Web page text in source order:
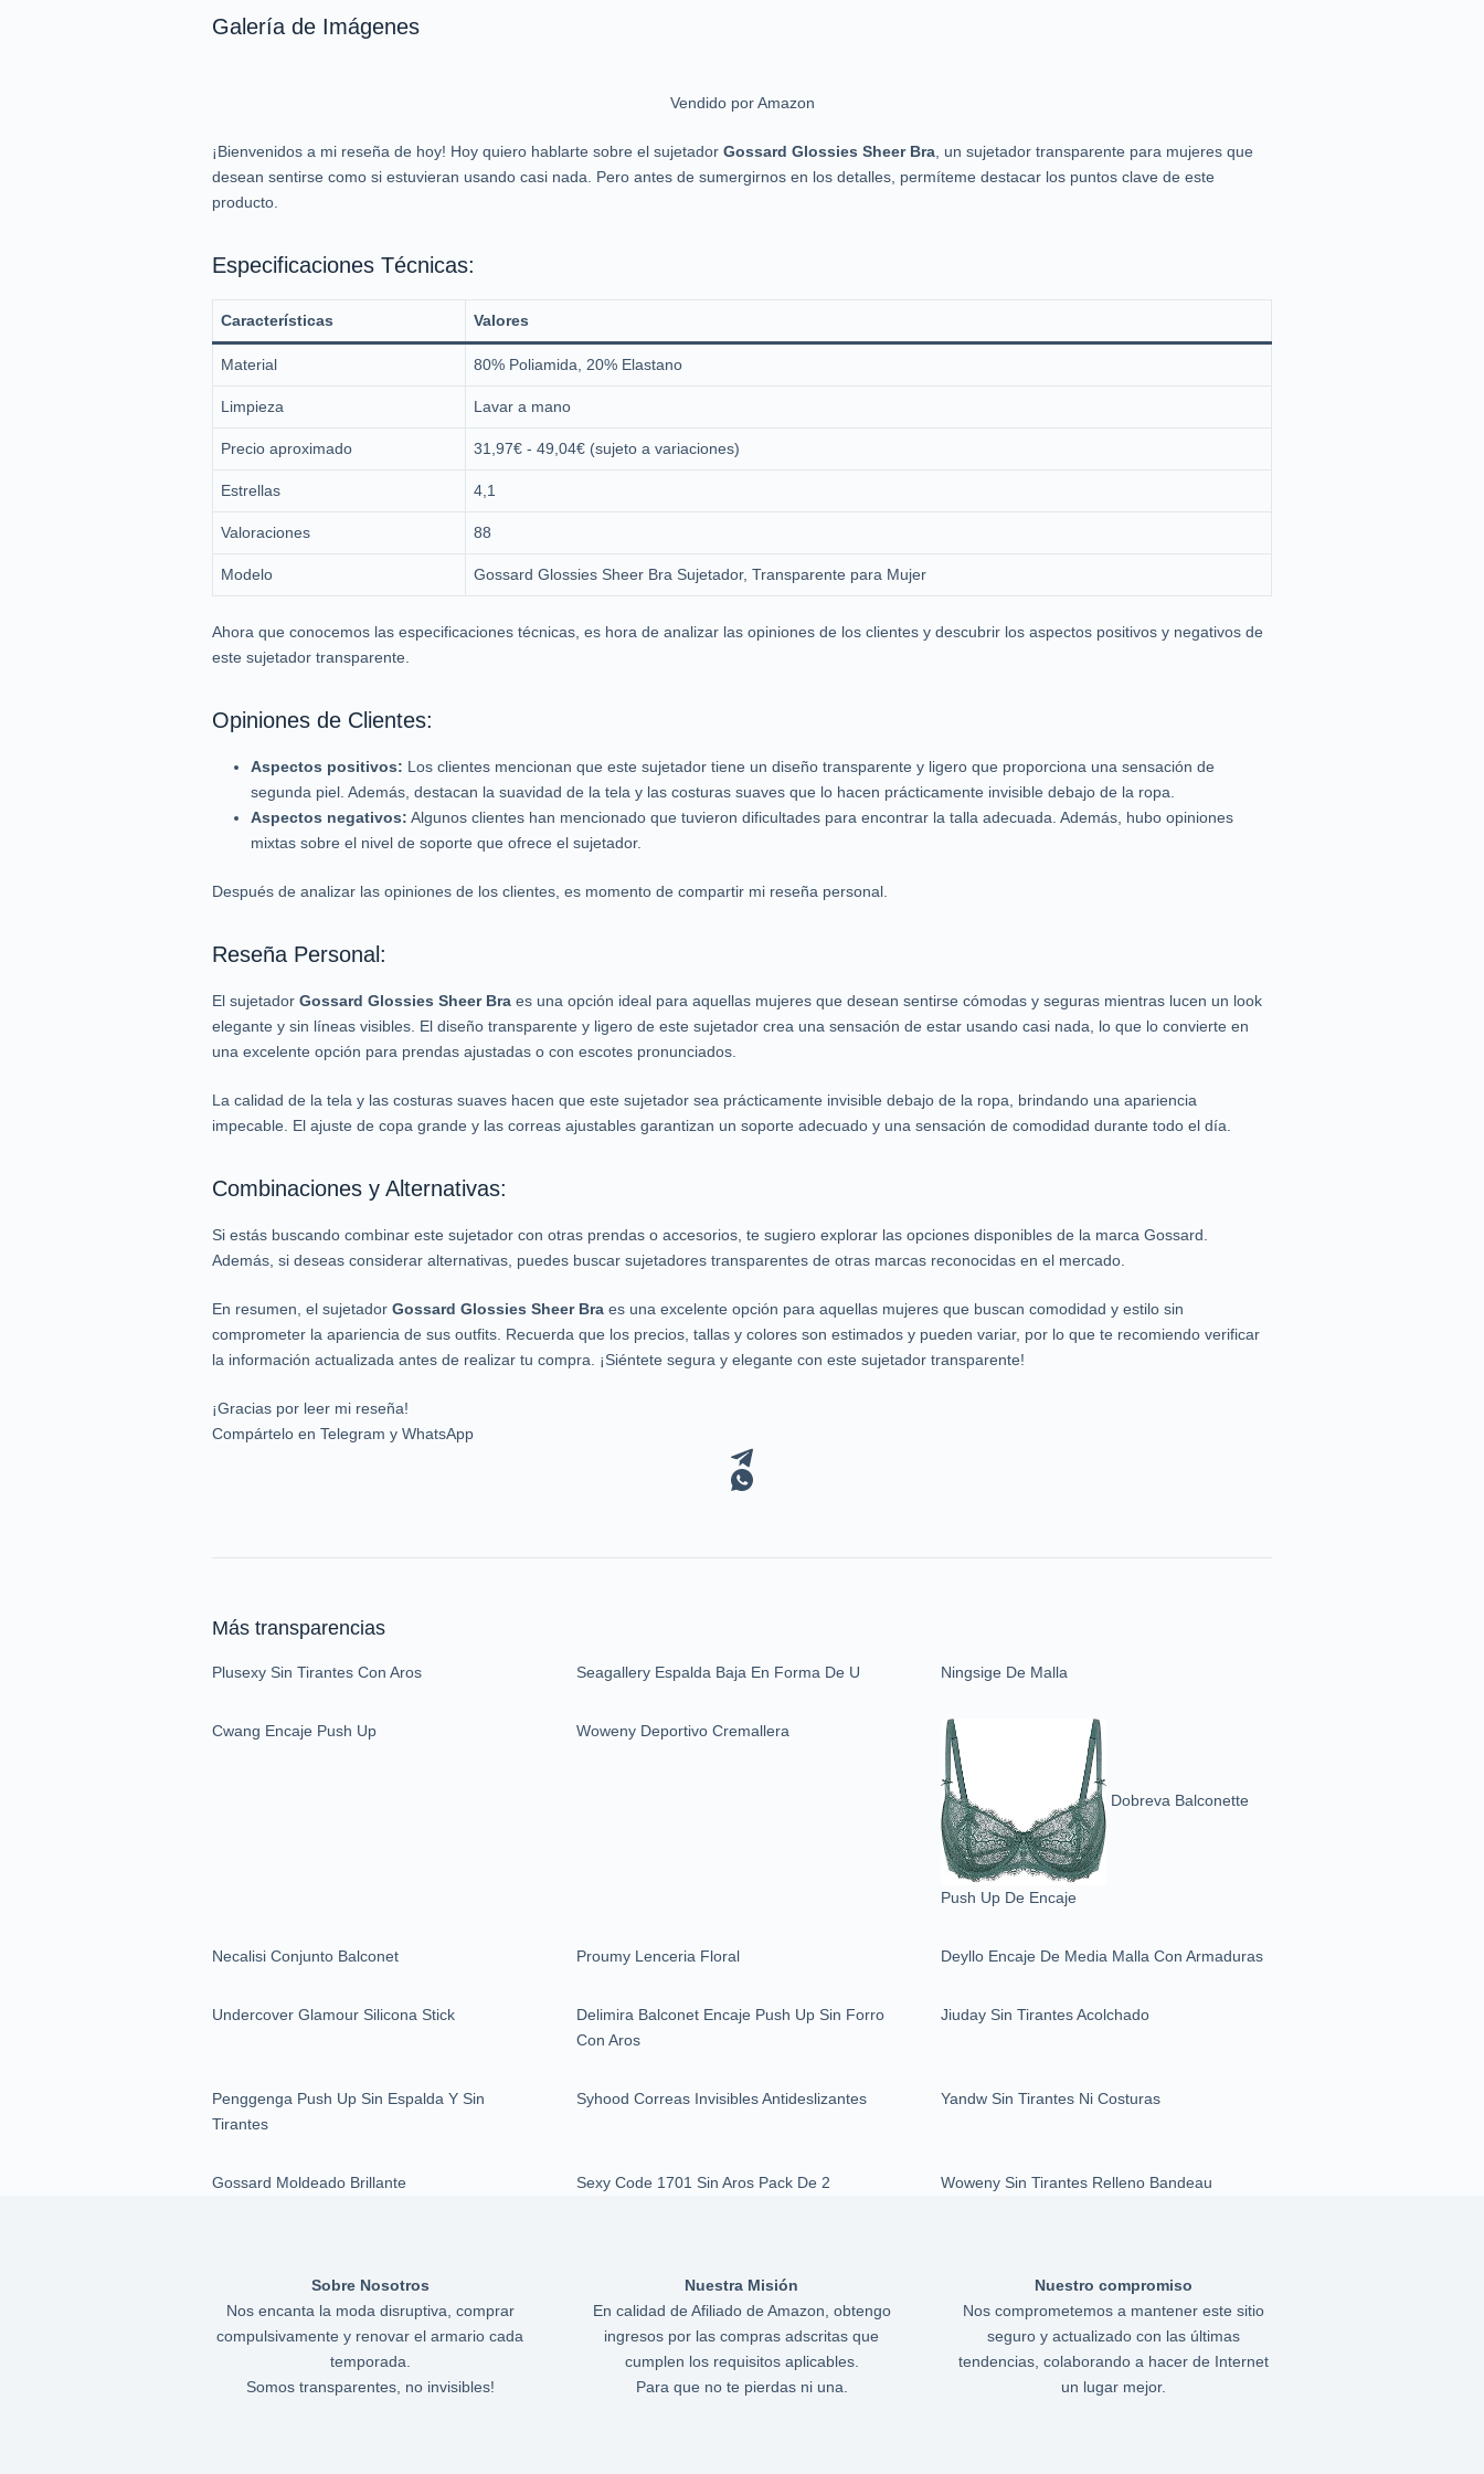
Galería de Imágenes
Vendido por Amazon
¡Bienvenidos a mi reseña de hoy! Hoy quiero hablarte sobre el sujetador Gossard Glossies Sheer Bra , un sujetador transparente para mujeres que
desean sentirse como si estuvieran usando casi nada. Pero antes de sumergirnos en los detalles, permíteme destacar los puntos clave de este
producto.
Especificaciones Técnicas:
Características Valores
Material 80% Poliamida, 20% Elastano
Limpieza Lavar a mano
Precio aproximado 31,97€ - 49,04€ (sujeto a variaciones)
Estrellas 4,1
Valoraciones 88
Modelo Gossard Glossies Sheer Bra Sujetador, Transparente para Mujer
Ahora que conocemos las especificaciones técnicas, es hora de analizar las opiniones de los clientes y descubrir los aspectos positivos y negativos de
este sujetador transparente.
Opiniones de Clientes:
Aspectos positivos: Los clientes mencionan que este sujetador tiene un diseño transparente y ligero que proporciona una sensación de
segunda piel. Además, destacan la suavidad de la tela y las costuras suaves que lo hacen prácticamente invisible debajo de la ropa.
Aspectos negativos: Algunos clientes han mencionado que tuvieron dificultades para encontrar la talla adecuada. Además, hubo opiniones
mixtas sobre el nivel de soporte que ofrece el sujetador.
Después de analizar las opiniones de los clientes, es momento de compartir mi reseña personal.
Reseña Personal:
El sujetador Gossard Glossies Sheer Bra es una opción ideal para aquellas mujeres que desean sentirse cómodas y seguras mientras lucen un look
elegante y sin líneas visibles. El diseño transparente y ligero de este sujetador crea una sensación de estar usando casi nada, lo que lo convierte en
una excelente opción para prendas ajustadas o con escotes pronunciados.
La calidad de la tela y las costuras suaves hacen que este sujetador sea prácticamente invisible debajo de la ropa, brindando una apariencia
impecable. El ajuste de copa grande y las correas ajustables garantizan un soporte adecuado y una sensación de comodidad durante todo el día.
Combinaciones y Alternativas:
Si estás buscando combinar este sujetador con otras prendas o accesorios, te sugiero explorar las opciones disponibles de la marca Gossard.
Además, si deseas considerar alternativas, puedes buscar sujetadores transparentes de otras marcas reconocidas en el mercado.
En resumen, el sujetador Gossard Glossies Sheer Bra es una excelente opción para aquellas mujeres que buscan comodidad y estilo sin
comprometer la apariencia de sus outfits. Recuerda que los precios, tallas y colores son estimados y pueden variar, por lo que te recomiendo verificar
la información actualizada antes de realizar tu compra. ¡Siéntete segura y elegante con este sujetador transparente!
¡Gracias por leer mi reseña!
Compártelo en Telegram y WhatsApp
Más transparencias
Plusexy Sin Tirantes Con Aros Seagallery Espalda Baja En Forma De U Ningsige De Malla
Cwang Encaje Push Up Woweny Deportivo Cremallera
Dobreva Balconette
Push Up De Encaje
Necalisi Conjunto Balconet Proumy Lenceria Floral Deyllo Encaje De Media Malla Con Armaduras
Undercover Glamour Silicona Stick
Delimira Balconet Encaje Push Up Sin Forro
Con Aros
Jiuday Sin Tirantes Acolchado
Penggenga Push Up Sin Espalda Y Sin
Tirantes
Syhood Correas Invisibles Antideslizantes Yandw Sin Tirantes Ni Costuras
Gossard Moldeado Brillante Sexy Code 1701 Sin Aros Pack De 2 Woweny Sin Tirantes Relleno Bandeau
Sobre Nosotros
Nos encanta la moda disruptiva, comprar
compulsivamente y renovar el armario cada
temporada.
Somos transparentes, no invisibles!
Nuestra Misión
En calidad de Afiliado de Amazon, obtengo
ingresos por las compras adscritas que
cumplen los requisitos aplicables.
Para que no te pierdas ni una.
Nuestro compromiso
Nos comprometemos a mantener este sitio
seguro y actualizado con las últimas
tendencias, colaborando a hacer de Internet
un lugar mejor.